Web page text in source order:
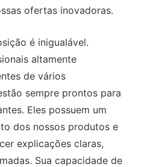
ofertas inovadoras.
é inigualável.
altamente
de vários
sempre prontos para
Eles possuem um
dos nossos produtos e
explicações claras,
Sua capacidade de